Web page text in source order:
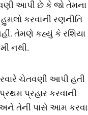
આપી છે કે જો તેમના
કરવાની રણનીતિ
તેમણે કહ્યું કે રશિયા
નથી.
ચેતવણી આપી હતી
પ્રહાર કરવાની
તેની પાસે આમ કરવા